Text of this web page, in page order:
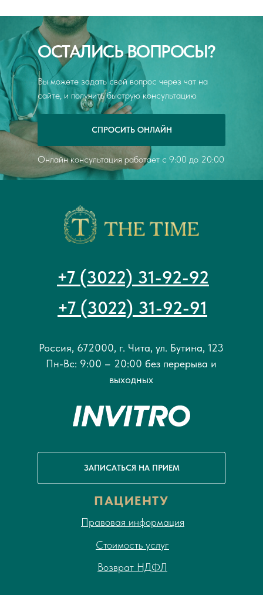
Сергеевне повторно, если вдруг потребуется. По
моему мнению, данного доктора однозначно
можно порекомендовать своим знакомым и
другим пациентам при необходимости.
ОСТАЛИСЬ ВОПРОСЫ?
Вы можете задать свой вопрос через чат на
сайте, и получить быструю консультацию
Онлайн консультация работает с 9:00 до 20:00
СПРОСИТЬ ОНЛАЙН
ПАЦИЕНТУ
Правовая информация
Возврат НДФЛ
Стоимость услуг
Россия, 672000, г. Чита, ул. Бутина, 123
Пн-Вс: 9:00 – 20:00 без перерыва и
выходных
+7 (3022) 31-92-92
+7 (3022) 31-92-91
ЗАПИСАТЬСЯ НА ПРИЕМ